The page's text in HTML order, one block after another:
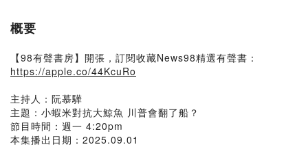
概要
【98有聲書房】開張，訂閱收藏News98精選有聲書：
https://apple.co/44KcuRo
主持人：阮慕驊
主題：小蝦米對抗大鯨魚 川普會翻了船？
節目時間：週一 4:20pm
本集播出日期：2025.09.01